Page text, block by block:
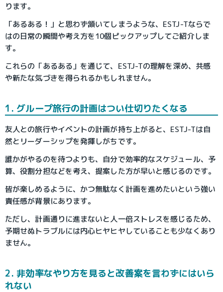
ります。
「あるある！」と思わず頷いてしまうような、ESTJ-Tならで
はの日常の瞬間や考え方を10個ピックアップしてご紹介しま
す。
これらの「あるある」を通じて、ESTJ-Tの理解を深め、共感
や新たな気づきを得られるかもしれません。
1. グループ旅行の計画はつい仕切りたくなる
友人との旅行やイベントの計画が持ち上がると、ESTJ-Tは自
然とリーダーシップを発揮しがちです。
誰かがやるのを待つよりも、自分で効率的なスケジュール、予
算、役割分担などを考え、提案した方が早いと感じるのです。
皆が楽しめるように、かつ無駄なく計画を進めたいという強い
責任感が背景にあります。
ただし、計画通りに進まないと人一倍ストレスを感じるため、
予期せぬトラブルには内心ヒヤヒヤしていることも少なくあり
ません。
2. 非効率なやり方を見ると改善案を言わずにはいら
れない